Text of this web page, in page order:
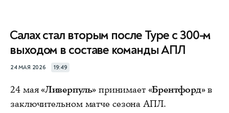
Салах стал вторым после Туре с 300-м
выходом в составе команды АПЛ
24 МАЯ 2026 19:49
24 мая«Ливерпуль»принимает «Брентфорд»в
заключительном матче сезона АПЛ.